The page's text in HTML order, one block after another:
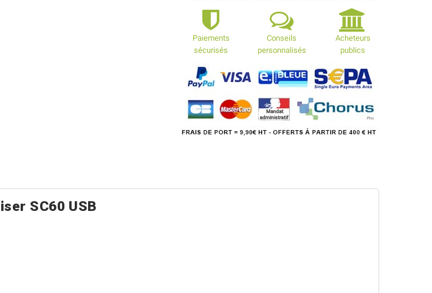
Paiements
sécurisés
Conseils
personnalisés
Acheteurs
publics
SC60 USB